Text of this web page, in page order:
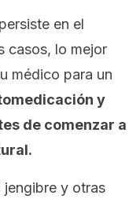
en el
casos, lo mejor
médico para un
y
de comenzar a
jengibre y otras